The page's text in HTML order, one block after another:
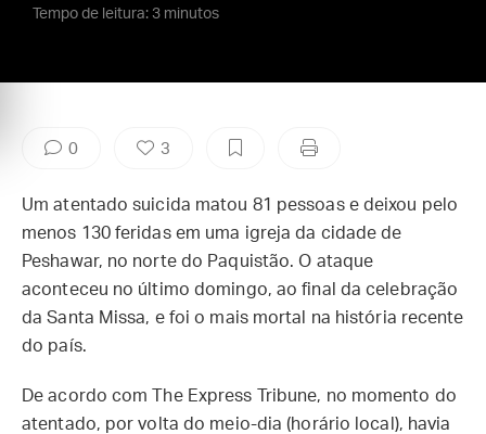
Tempo de leitura: 3 minutos
0 3
Um atentado suicida matou 81 pessoas e deixou pelo
menos 130 feridas em uma igreja da cidade de
Peshawar, no norte do Paquistão. O ataque
aconteceu no último domingo, ao final da celebração
da Santa Missa, e foi o mais mortal na história recente
do país.
De acordo com The Express Tribune, no momento do
atentado, por volta do meio-dia (horário local), havia